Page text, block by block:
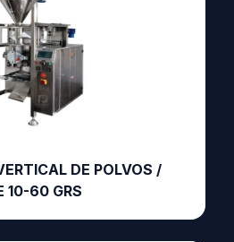
DE POLVOS /
10-60 GRS